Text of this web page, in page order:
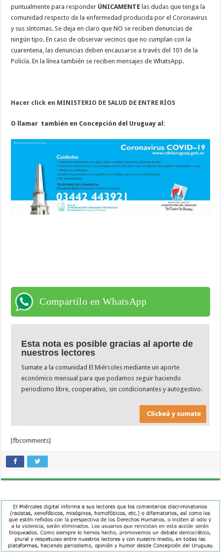
puntualmente para responder ÚNICAMENTE las dudas que tenga la
comunidad respecto de la enfermedad producida por el Coronavirus
y sus síntomas. Se deja en claro que NO se reciben denuncias de
ningún tipo. En caso de observar vecinos que no cumplan con la
cuarentena, las denuncias deben encausarse a través del 101 de la
Policía. En la línea también se reciben mensajes de WhatsApp.
Hacer click en MINISTERIO DE SALUD DE ENTRE RÍOS
O llamar también en Concepción del Uruguay al:
Compartilo en WhatsApp
Esta nota es posible gracias al aporte de
nuestros lectores
Sumate a la comunidad El Miércoles mediante un aporte
económico mensual para que podamos seguir haciendo
periodismo libre, cooperativo, sin condicionantes y autogestivo.
[fbcomments]